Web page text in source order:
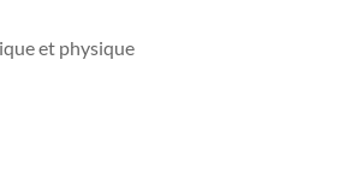
et physique